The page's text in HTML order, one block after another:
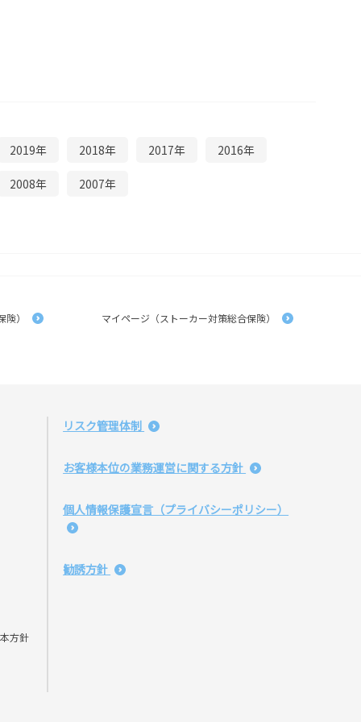
2019年 2018年 2017年 2016年
2008年 2007年
）
マイページ（ストーカー対策総合保険）
方針
リスク管理体制
お客様本位の業務運営に関する方針
個人情報保護宣言（プライバシーポリシー）
勧誘方針